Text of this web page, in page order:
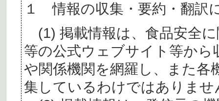
１ 情報の収集・要約・翻訳
(1) 掲載情報は、食品安全
等の公式ウェブサイト等か
や関係機関を網羅し、また各
集しているわけではありませ